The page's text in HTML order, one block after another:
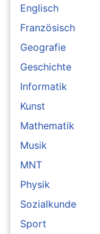
Englisch
Französisch
Geografie
Geschichte
Informatik
Kunst
Mathematik
Musik
MNT
Physik
Sozialkunde
Sport